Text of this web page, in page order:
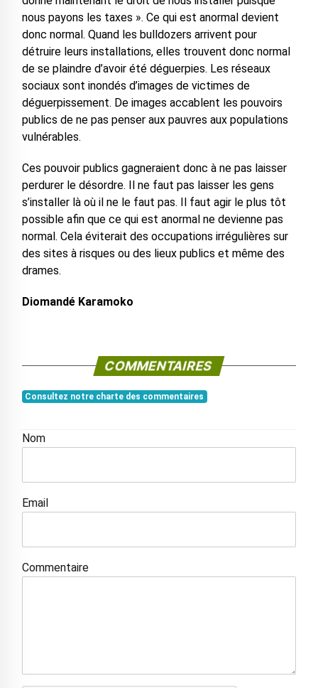
nous payons les taxes ». Ce qui est anormal devient
donc normal. Quand les bulldozers arrivent pour
détruire leurs installations, elles trouvent donc normal
de se plaindre d’avoir été déguerpies. Les réseaux
sociaux sont inondés d’images de victimes de
déguerpissement. De images accablent les pouvoirs
publics de ne pas penser aux pauvres aux populations
vulnérables.
Ces pouvoir publics gagneraient donc à ne pas laisser
perdurer le désordre. Il ne faut pas laisser les gens
s’installer là où il ne le faut pas. Il faut agir le plus tôt
possible afin que ce qui est anormal ne devienne pas
normal. Cela éviterait des occupations irrégulières sur
des sites à risques ou des lieux publics et même des
drames.
Diomandé Karamoko
COMMENTAIRES
Consultez notre charte des commentaires
Nom
Email
Commentaire